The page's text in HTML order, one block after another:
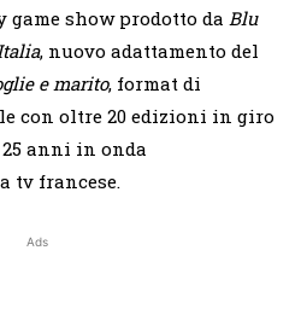
game show prodotto da Blu
, nuovo adattamento del
e marito, format di
con oltre 20 edizioni in giro
anni in onda
tv francese.
Ads